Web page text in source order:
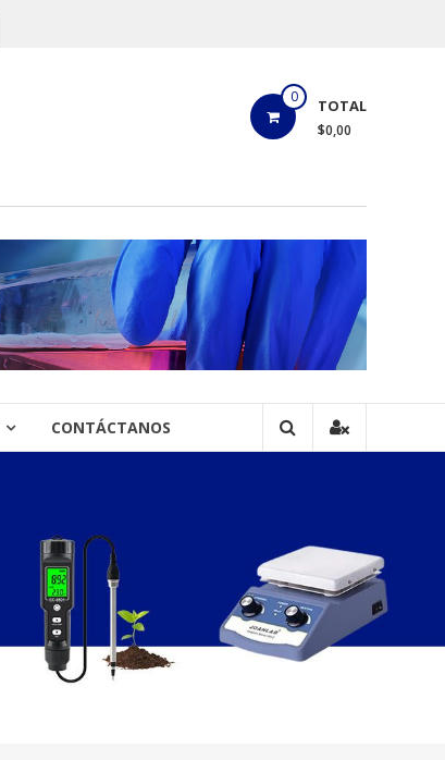
0 TOTAL
$0,00
CONTÁCTANOS